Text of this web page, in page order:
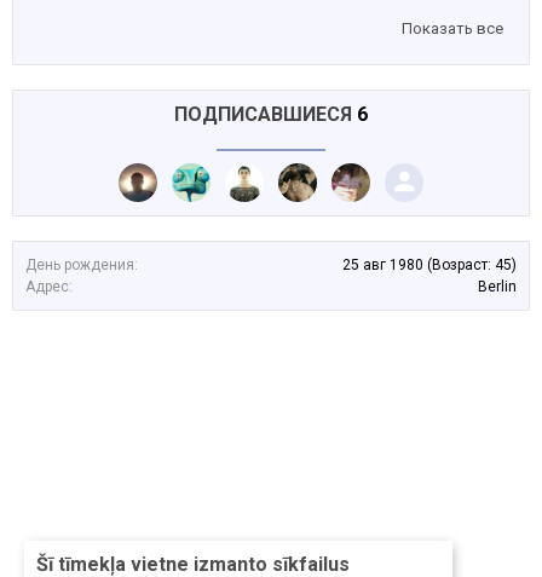
Šī tīmekļa vietne izmanto sīkfailus
Показать все
ПОДПИСАВШИЕСЯ 6
День рождения: 25 авг 1980 (Возраст: 45)
Адрес:
Berlin